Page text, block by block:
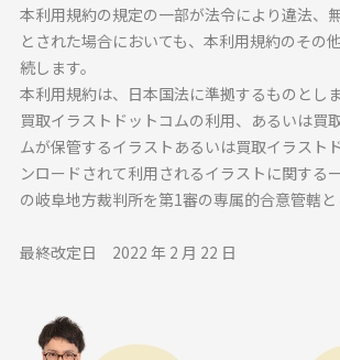
本利用規約の規定の一部が法令により違法、
とされた場合においても、本利用規約のその
続します。
本利用規約は、日本国法に準拠するものとしま
買取イラストドットコムの利用、あるいは買
ムが保管するイラストあるいは買取イラスト
ンロードされて利用されるイラストに関する
の岐阜地方裁判所を第1審の専属的合意管轄と
最終改定日 2022 年 2 月 22 日